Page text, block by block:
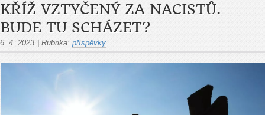
KŘÍŽ VZTYČENÝ ZA NACISTŮ.
BUDE TU SCHÁZET?
6. 4. 2023 | Rubrika: příspěvky